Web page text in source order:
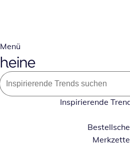
Menü
Inspirierende